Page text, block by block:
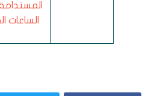
الساعات